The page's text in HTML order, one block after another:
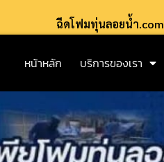
ฉีดโฟมทุ่นลอยน้ำ.com
หน้าหลัก บริการของเรา